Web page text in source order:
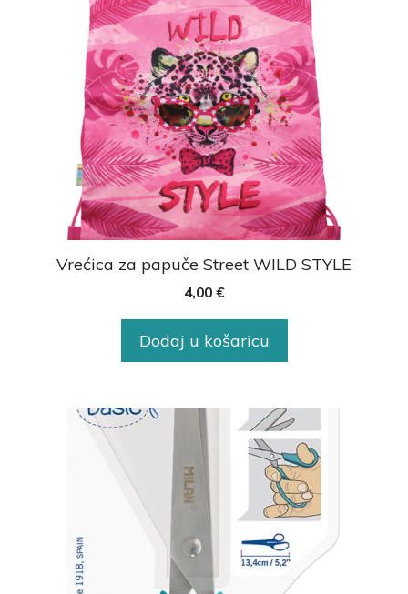
Vrećica za papuče Street WILD STYLE
4,00 €
Dodaj u košaricu